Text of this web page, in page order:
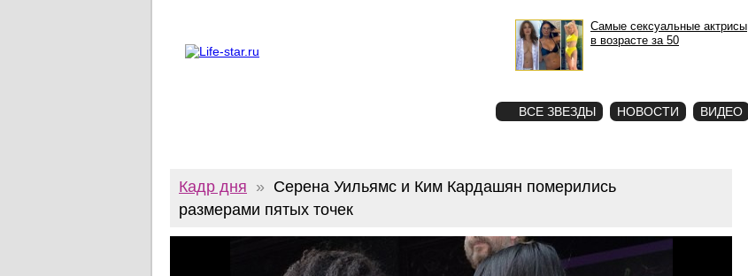
Самые сексуальные актрисы
в возрасте за 50
ВСЕ ЗВЕЗДЫ НОВОСТИ ВИДЕО
Кадр дня » Серена Уильямс и Ким Кардашян померились
размерами пятых точек